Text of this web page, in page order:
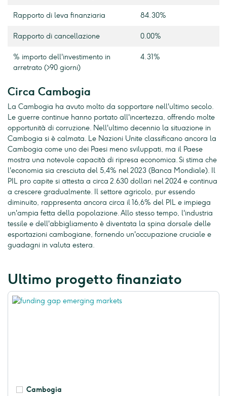
Rapporto di leva finanziaria 84.30%
Rapporto di cancellazione 0.00%
% importo dell'investimento in
arretrato (>90 giorni)
4.31%
Circa Cambogia
La Cambogia ha avuto molto da sopportare nell'ultimo secolo.
Le guerre continue hanno portato all'incertezza, offrendo molte
opportunità di corruzione. Nell'ultimo decennio la situazione in
Cambogia si è calmata. Le Nazioni Unite classificano ancora la
Cambogia come uno dei Paesi meno sviluppati, ma il Paese
mostra una notevole capacità di ripresa economica. Si stima che
l'economia sia cresciuta del 5,4% nel 2023 (Banca Mondiale). Il
PIL pro capite si attesta a circa 2.630 dollari nel 2024 e continua
a crescere gradualmente. Il settore agricolo, pur essendo
diminuito, rappresenta ancora circa il 16,6% del PIL e impiega
un'ampia fetta della popolazione. Allo stesso tempo, l'industria
tessile e dell'abbigliamento è diventata la spina dorsale delle
esportazioni cambogiane, fornendo un'occupazione cruciale e
guadagni in valuta estera.
Ultimo progetto finanziato
Cambogia